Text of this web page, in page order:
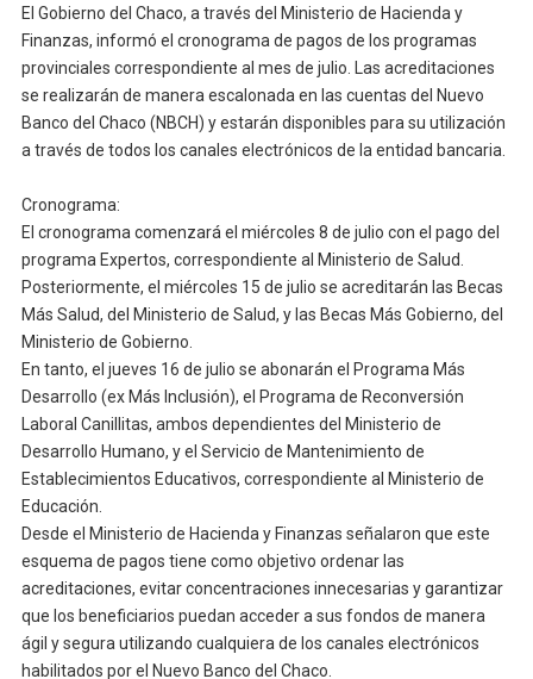
El Gobierno del Chaco, a través del Ministerio de Hacienda y
Finanzas, informó el cronograma de pagos de los programas
provinciales correspondiente al mes de julio. Las acreditaciones
se realizarán de manera escalonada en las cuentas del Nuevo
Banco del Chaco (NBCH) y estarán disponibles para su utilización
a través de todos los canales electrónicos de la entidad bancaria.
Cronograma:
El cronograma comenzará el miércoles 8 de julio con el pago del
programa Expertos, correspondiente al Ministerio de Salud.
Posteriormente, el miércoles 15 de julio se acreditarán las Becas
Más Salud, del Ministerio de Salud, y las Becas Más Gobierno, del
Ministerio de Gobierno.
En tanto, el jueves 16 de julio se abonarán el Programa Más
Desarrollo (ex Más Inclusión), el Programa de Reconversión
Laboral Canillitas, ambos dependientes del Ministerio de
Desarrollo Humano, y el Servicio de Mantenimiento de
Establecimientos Educativos, correspondiente al Ministerio de
Educación.
Desde el Ministerio de Hacienda y Finanzas señalaron que este
esquema de pagos tiene como objetivo ordenar las
acreditaciones, evitar concentraciones innecesarias y garantizar
que los beneficiarios puedan acceder a sus fondos de manera
ágil y segura utilizando cualquiera de los canales electrónicos
habilitados por el Nuevo Banco del Chaco.